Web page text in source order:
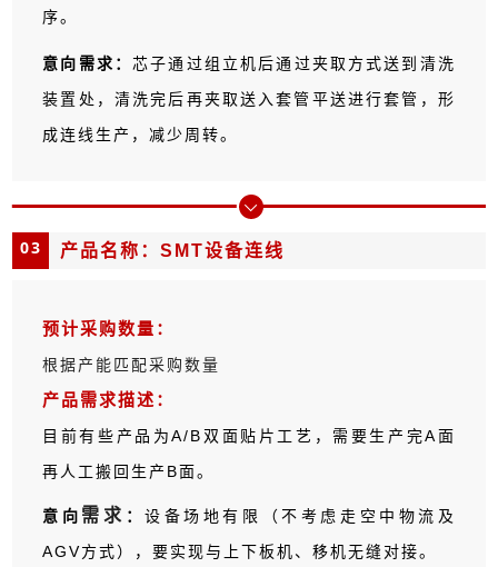
序。
意向需求：芯子通过组立机后通过夹取方式送到清洗
装置处，清洗完后再夹取送入套管平送进行套管，形
成连线生产，减少周转。
03 产品名称：SMT设备连线
预计采购数量：
根据产能匹配采购数量
产品需求描述：
目前有些产品为A/B双面贴片工艺，需要生产完A面
再人工搬回生产B面。
意向 需求 ：设备场地有限（不考虑走空中物流及
AGV方式），要实现与上下板机、移机无缝对接。